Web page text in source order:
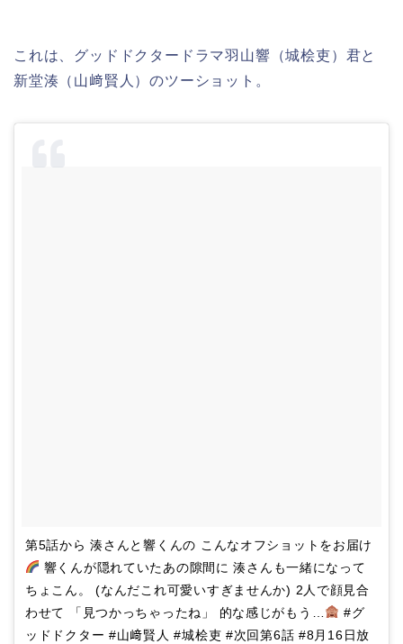
これは、グッドドクタードラマ羽山響（城桧吏）君と
新堂湊（山﨑賢人）のツーショット。
第5話から 湊さんと響くんの こんなオフショットをお届け
響くんが隠れていたあの隙間に 湊さんも一緒になって
ちょこん。 (なんだこれ可愛いすぎませんか) 2人で顔見合
わせて 「見つかっちゃったね」 的な感じがもう…
#グ
ッドドクター #山﨑賢人 #城桧吏 #次回第6話 #8月16日放